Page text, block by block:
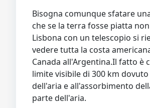
Bisogna comunque sfatare
che se la terra fosse piatta
Lisbona con un telescopio si
vedere tutta la costa
Canada all'Argentina.Il fatto è
limite visibile di 300 km
dell'aria e all'assorbimento
parte dell'aria.